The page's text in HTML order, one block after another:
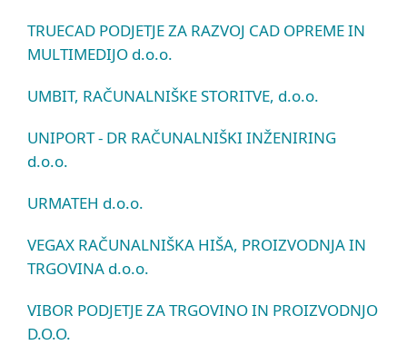
TRUECAD PODJETJE ZA RAZVOJ CAD OPREME IN
MULTIMEDIJO d.o.o.
UMBIT, RAČUNALNIŠKE STORITVE, d.o.o.
UNIPORT - DR RAČUNALNIŠKI INŽENIRING
d.o.o.
URMATEH d.o.o.
VEGAX RAČUNALNIŠKA HIŠA, PROIZVODNJA IN
TRGOVINA d.o.o.
VIBOR PODJETJE ZA TRGOVINO IN PROIZVODNJO
D.O.O.